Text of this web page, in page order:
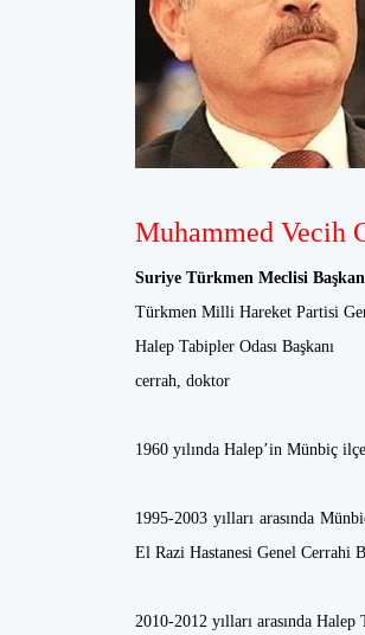
Muhammed Vecih
Suriye Türkmen Meclisi
Türkmen Milli Hareket Partisi
Halep Tabipler Odası Başkanı
cerrah, doktor
1960 yılında Halep’in Münbiç
1995-2003 yılları arasında
El Razi Hastanesi Genel Cerrahi
2010-2012 yılları arasında Halep